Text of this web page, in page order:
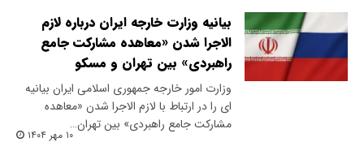
بیانیه وزارت خارجه ایران درباره لازم‌
الاجرا شدن «معاهده مشارکت جامع
راهبردی» بین تهران و مسکو
وزارت امور خارجه جمهوری اسلامی ایران بیانیه
ای را در ارتباط با لازم‌ الاجرا شدن «معاهده
مشارکت جامع راهبردی» بین تهران…
۱۰ مهر ۱۴۰۴